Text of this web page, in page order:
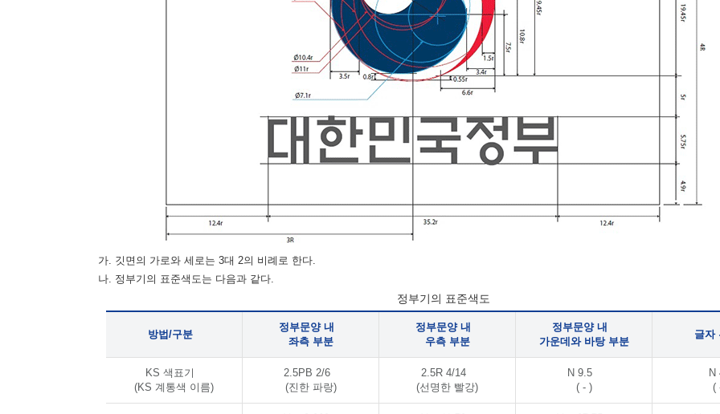
가. 깃면의 가로와 세로는 3대 2의 비례로 한다.
나. 정부기의 표준색도는 다음과 같다.
정부기의 표준색도
방법/구분
정부문양 내
좌측 부분
정부문양 내
우측 부분
정부문양 내
가운데와 바탕 부분
글자
KS 색표기
(KS 계통색 이름)
2.5PB 2/6
(진한 파랑)
2.5R 4/14
(선명한 빨강)
N 9.5
( - )
N
(